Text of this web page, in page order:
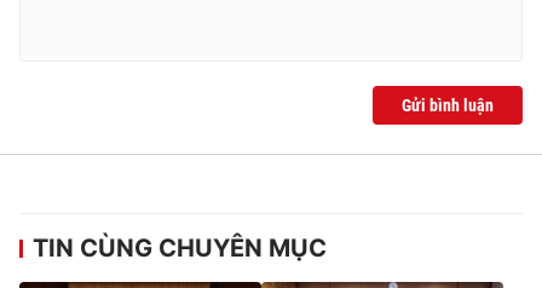
Gửi bình luận
TIN CÙNG CHUYÊN MỤC